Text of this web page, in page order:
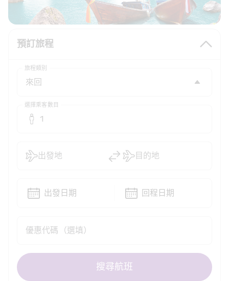
預訂旅程
旅程類別
選擇乘客數目
1
優惠代碼（選填）
出發地 目的地
出發日期 回程日期
搜尋航班